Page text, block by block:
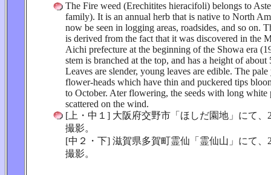
The Fire weed (Erechitites hieracifoli) belongs to
family). It is an annual herb that is native to North
now be seen in logging areas, roadsides, and so on.
is derived from the fact that it was discovered in the
Aichi prefecture at the beginning of the Showa era
stem is branched at the top, and has a height of about
Leaves are slender, young leaves are edible. The
flower-heads which have thin and puckered tips
to October. Ater flowering, the seeds with long white
scattered on the wind.
[上・中１] 大阪府交野市「ほしだ園地」にて、
撮影。
[中２・下] 滋賀県多賀町霊仙「霊仙山」にて、
撮影。